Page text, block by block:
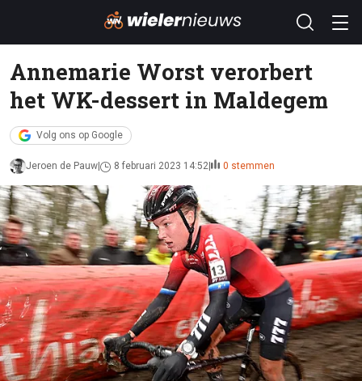
Annemarie Worst verorbert
het WK-dessert in Maldegem
Volg ons op Google
Jeroen de Pauw 8 februari 2023 14:52 0 stemmen